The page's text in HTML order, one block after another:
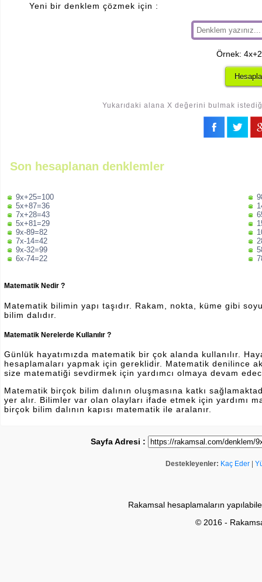
Yeni bir denklem çözmek için :
Örnek:
Yukarıdaki alana X değerini bulmak
Son hesaplanan denklemler
9x+25=100
5x+87=36
7x+28=43
5x+81=29
9x-89=82
7x-14=42
9x-32=99
6x-74=22
Matematik Nedir ?
Matematik bilimin yapı taşıdır. Rakam, nokta, küme gibi
bilim dalıdır.
Matematik Nerelerde Kullanılır ?
Günlük hayatımızda matematik bir çok alanda kullanılır.
hesaplamaları yapmak için gereklidir. Matematik denilince
size matematiği sevdirmek için yardımcı olmaya devam
Matematik birçok bilim dalının oluşmasına katkı
yer alır. Bilimler var olan olayları ifade etmek için yardımı
birçok bilim dalının kapısı matematik ile aralanır.
Sayfa Adresi :
Destekleyenler: Kaç Eder
Rakamsal hesaplamaların
© 2016 -